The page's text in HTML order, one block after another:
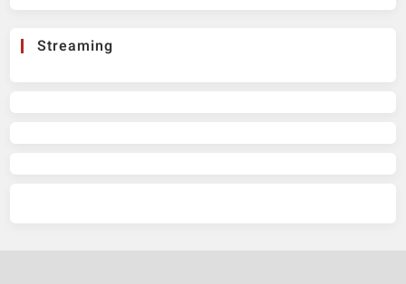
Streaming